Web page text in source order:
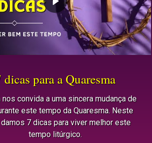
para a Quaresma
convida a uma sincera mudança de
este tempo da Quaresma. Neste
7 dicas para viver melhor este
tempo litúrgico.